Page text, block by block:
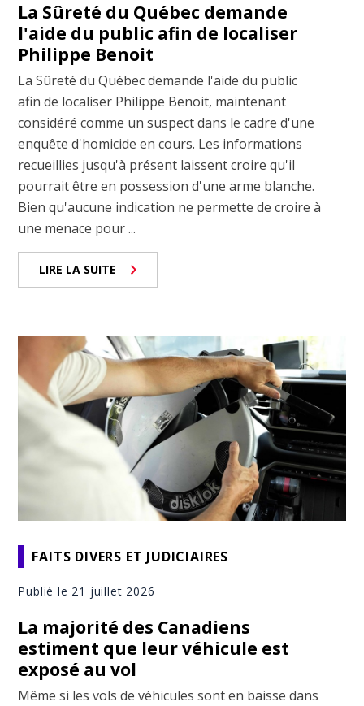
La Sûreté du Québec demande
l'aide du public afin de localiser
Philippe Benoit
La Sûreté du Québec demande l'aide du public
afin de localiser Philippe Benoit, maintenant
considéré comme un suspect dans le cadre d'une
enquête d'homicide en cours. Les informations
recueillies jusqu'à présent laissent croire qu'il
pourrait être en possession d'une arme blanche.
Bien qu'aucune indication ne permette de croire à
une menace pour ...
LIRE LA SUITE
FAITS DIVERS ET JUDICIAIRES
Publié le 21 juillet 2026
La majorité des Canadiens
estiment que leur véhicule est
exposé au vol
Même si les vols de véhicules sont en baisse dans